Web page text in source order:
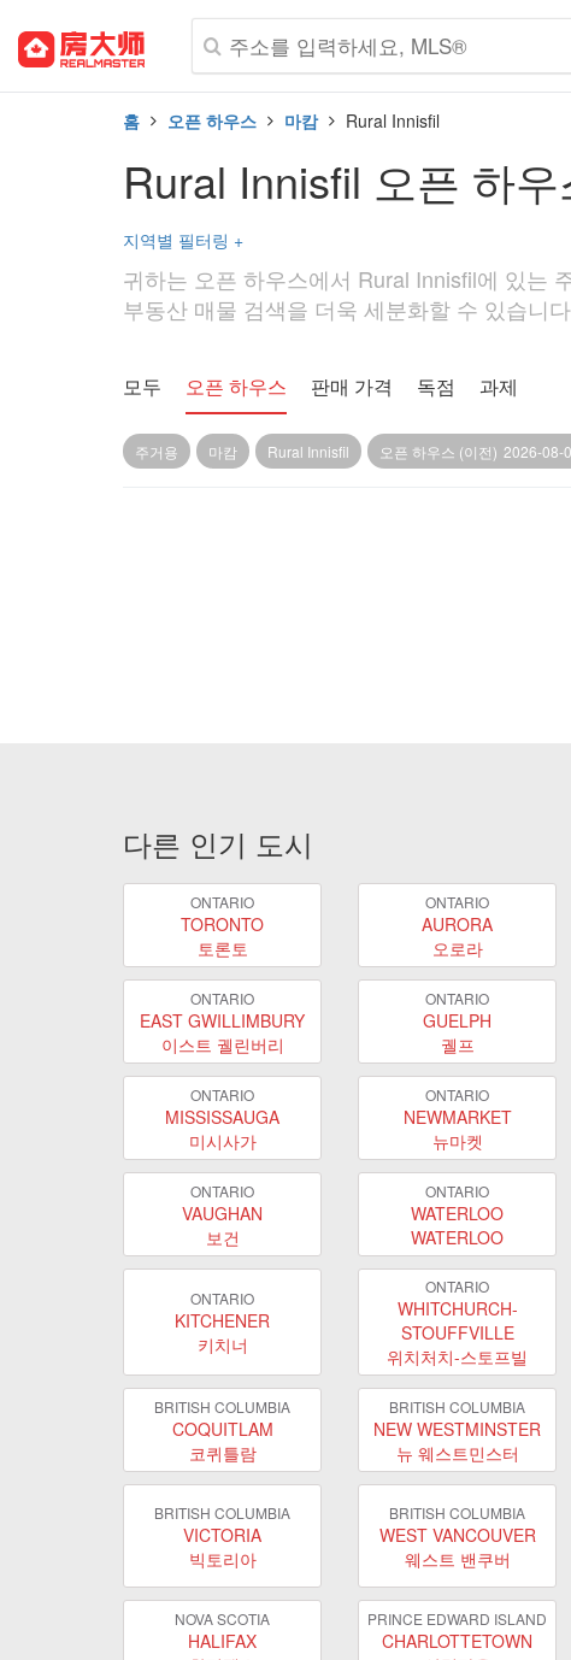
홈 오픈 하우스 마캄 Rural Innisfil
Rural Innisfil 오픈 하우
지역별 필터링 +
귀하는 오픈 하우스에서 Rural Innisfil에 있는
부동산 매물 검색을 더욱 세분화할 수 있습니
모두 오픈 하우스 판매 가격 독점 과제
주거용 마캄 Rural Innisfil 오픈 하우스 (이전) 2026-08-
다른 인기 도시
ONTARIO
TORONTO
토론토
ONTARIO
AURORA
오로라
ONTARIO
EAST GWILLIMBURY
이스트 궬린버리
ONTARIO
GUELPH
궬프
ONTARIO
MISSISSAUGA
미시사가
ONTARIO
NEWMARKET
뉴마켓
ONTARIO
VAUGHAN
보건
ONTARIO
WATERLOO
WATERLOO
ONTARIO
KITCHENER
키치너
ONTARIO
WHITCHURCH-
STOUFFVILLE
위치처치-스토프빌
BRITISH COLUMBIA
COQUITLAM
코퀴틀람
BRITISH COLUMBIA
NEW WESTMINSTER
뉴 웨스트민스터
BRITISH COLUMBIA
VICTORIA
빅토리아
BRITISH COLUMBIA
WEST VANCOUVER
웨스트 밴쿠버
NOVA SCOTIA
HALIFAX
PRINCE EDWARD ISLAND
CHARLOTTETOWN